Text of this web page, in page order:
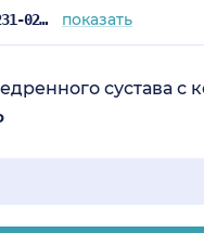
+7 (831) 231-02-35 показать
сустава с